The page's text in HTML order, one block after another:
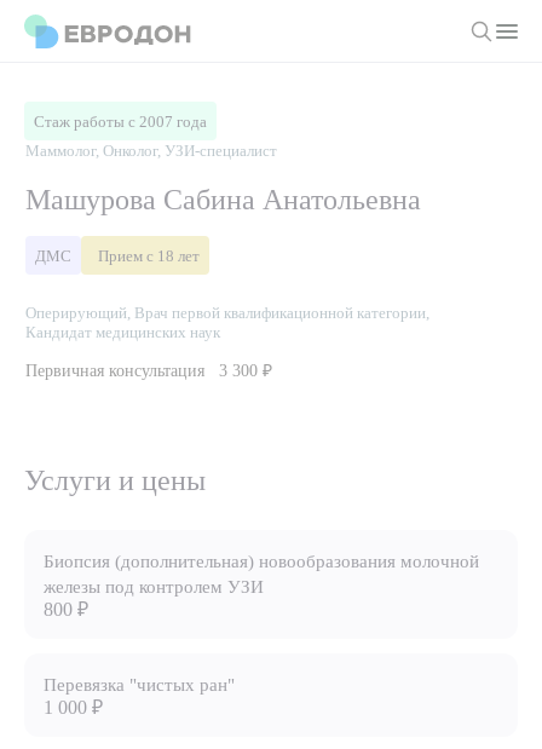
О компании
Статьи
Руководство клиники
Вакансии
Политика конфиденциальности
Врачи
Услуги и цены
Хирургический стационар
Пациенту
ДМС
Филиалы
8 (863) 309-05-06
Стаж работы с 2007 года
Маммолог, Онколог, УЗИ-специалист
Машурова Сабина Анатольевна
ДМС Прием с 18 лет
Оперирующий, Врач первой квалификационной категории,
Кандидат медицинских наук
Первичная консультация 3 300 ₽
Услуги и цены
Биопсия (дополнительная) новообразования молочной
железы под контролем УЗИ
800 ₽
Перевязка "чистых ран"
1 000 ₽